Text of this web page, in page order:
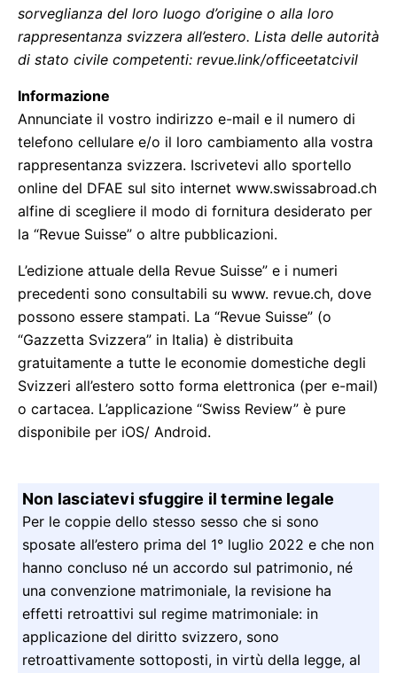
sorveglianza del loro luogo d’origine o alla loro
rappresentanza svizzera all’estero. Lista delle autorità
di stato civile competenti: revue.link/officeetatcivil
Informazione
Annunciate il vostro indirizzo e-mail e il numero di
telefono cellulare e/o il loro cambiamento alla vostra
rappresentanza svizzera. Iscrivetevi allo sportello
online del DFAE sul sito internet www.swissabroad.ch
alfine di scegliere il modo di fornitura desiderato per
la “Revue Suisse” o altre pubblicazioni.
L’edizione attuale della Revue Suisse” e i numeri
precedenti sono consultabili su www. revue.ch, dove
possono essere stampati. La “Revue Suisse” (o
“Gazzetta Svizzera” in Italia) è distribuita
gratuitamente a tutte le economie domestiche degli
Svizzeri all’estero sotto forma elettronica (per e-mail)
o cartacea. L’applicazione “Swiss Review” è pure
disponibile per iOS/ Android.
Non lasciatevi sfuggire il termine legale
Per le coppie dello stesso sesso che si sono
sposate all’estero prima del 1° luglio 2022 e che non
hanno concluso né un accordo sul patrimonio, né
una convenzione matrimoniale, la revisione ha
effetti retroattivi sul regime matrimoniale: in
applicazione del diritto svizzero, sono
retroattivamente sottoposti, in virtù della legge, al